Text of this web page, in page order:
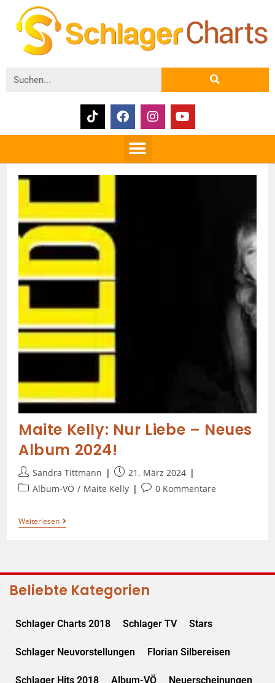
Maite Kelly: Nur Liebe – Neues
Album 2024!
Sandra Tittmann
21. März 2024
Album-VÖ / Maite Kelly 0 Kommentare
Weiterlesen
Beliebte Kategorien
Schlager Charts 2018 Schlager TV Stars
Schlager Neuvorstellungen Florian Silbereisen
Schlager Hits 2018 Album-VÖ Neuerscheinungen